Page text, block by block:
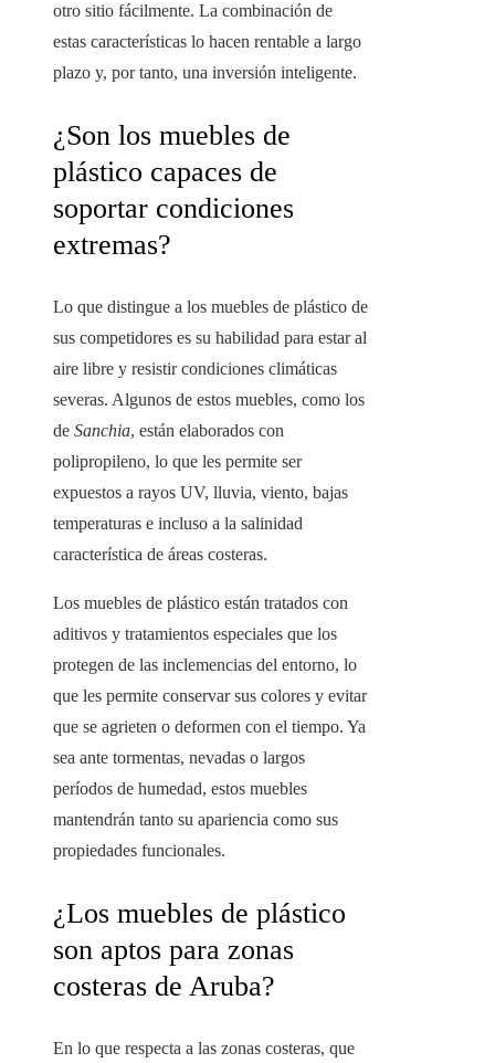
otro sitio fácilmente. La combinación de
estas características lo hacen rentable a largo
plazo y, por tanto, una inversión inteligente.
¿Son los muebles de
plástico capaces de
soportar condiciones
extremas?
Lo que distingue a los muebles de plástico de
sus competidores es su habilidad para estar al
aire libre y resistir condiciones climáticas
severas. Algunos de estos muebles, como los
de Sanchia, están elaborados con
polipropileno, lo que les permite ser
expuestos a rayos UV, lluvia, viento, bajas
temperaturas e incluso a la salinidad
característica de áreas costeras.
Los muebles de plástico están tratados con
aditivos y tratamientos especiales que los
protegen de las inclemencias del entorno, lo
que les permite conservar sus colores y evitar
que se agrieten o deformen con el tiempo. Ya
sea ante tormentas, nevadas o largos
períodos de humedad, estos muebles
mantendrán tanto su apariencia como sus
propiedades funcionales.
¿Los muebles de plástico
son aptos para zonas
costeras de Aruba?
En lo que respecta a las zonas costeras, que